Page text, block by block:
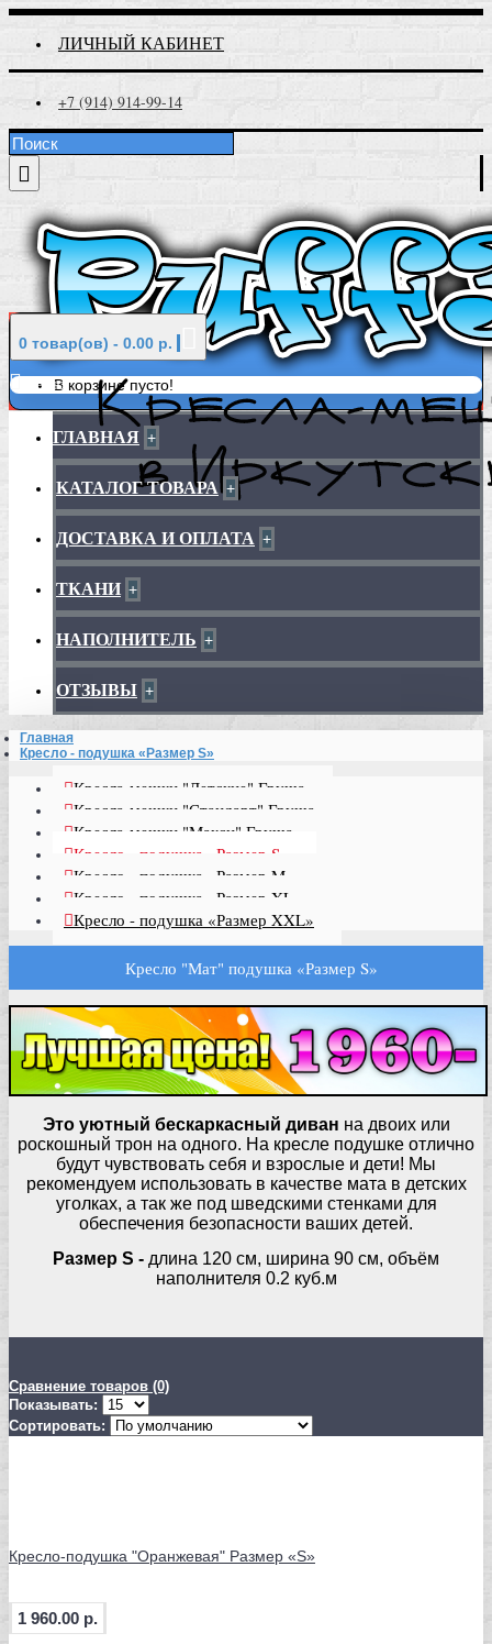
ЛИЧНЫЙ КАБИНЕТ
+7 (914) 914-99-14
0 товар(ов) - 0.00 р.
В корзине пусто!
Меню
ГЛАВНАЯ +
КАТАЛОГ ТОВАРА +
ДОСТАВКА И ОПЛАТА +
ТКАНИ +
НАПОЛНИТЕЛЬ +
ОТЗЫВЫ +
Главная
Кресло - подушка «Размер S»
Кресла-мешки "Детские" Груша
Кресла-мешки "Стандарт" Груша
Кресла-мешки "Макси" Груша
Кресло - подушка «Размер S»
Кресло - подушка «Размер M»
Кресло - подушка «Размер XL»
Кресло - подушка «Размер XXL»
Кресло "Мат" подушка «Размер S»
Это уютный бескаркасный диван на двоих или
роскошный трон на одного. На кресле подушке отлично
будут чувствовать себя и взрослые и дети! Мы
рекомендуем использовать в качестве мата в детских
уголках, а так же под шведскими стенками для
обеспечения безопасности ваших детей.
Размер S - длина 120 см, ширина 90 см, объём
наполнителя 0.2 куб.м
Сравнение товаров (0)
Показывать:
Сортировать:
Кресло-подушка "Оранжевая" Размер «S»
1 960.00 р.